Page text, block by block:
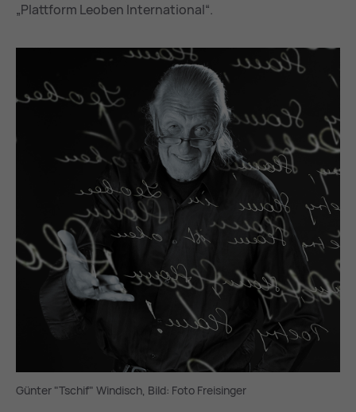
„Plattform Leoben International“.
Günter "Tschif" Windisch, Bild: Foto Freisinger